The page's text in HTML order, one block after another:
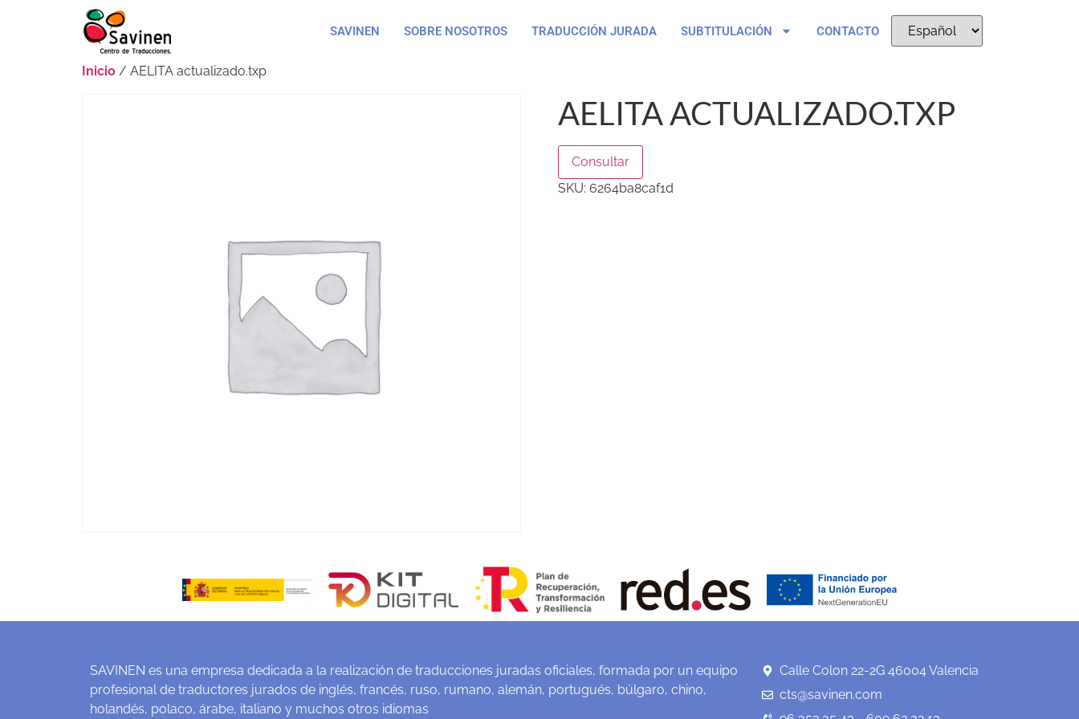
SAVINEN SOBRE NOSOTROS TRADUCCIÓN JURADA SUBTITULACIÓN CONTACTO
Inicio / AELITA actualizado.txp
AELITA ACTUALIZADO.TXP
Consultar
SKU: 6264ba8caf1d
SAVINEN es una empresa dedicada a la realización de traducciones juradas oficiales, formada por un equipo
profesional de traductores jurados de inglés, francés, ruso, rumano, alemán, portugués, búlgaro, chino,
holandés, polaco, árabe, italiano y muchos otros idiomas
Calle Colon 22-2G 46004 Valencia
cts@savinen.com